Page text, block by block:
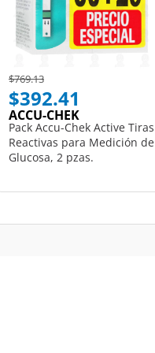
Price reduced from
$769.13to
$392.41
ACCU-CHEK
Pack Accu-Chek Active Tiras
Reactivas para Medición de
Glucosa, 2 pzas.